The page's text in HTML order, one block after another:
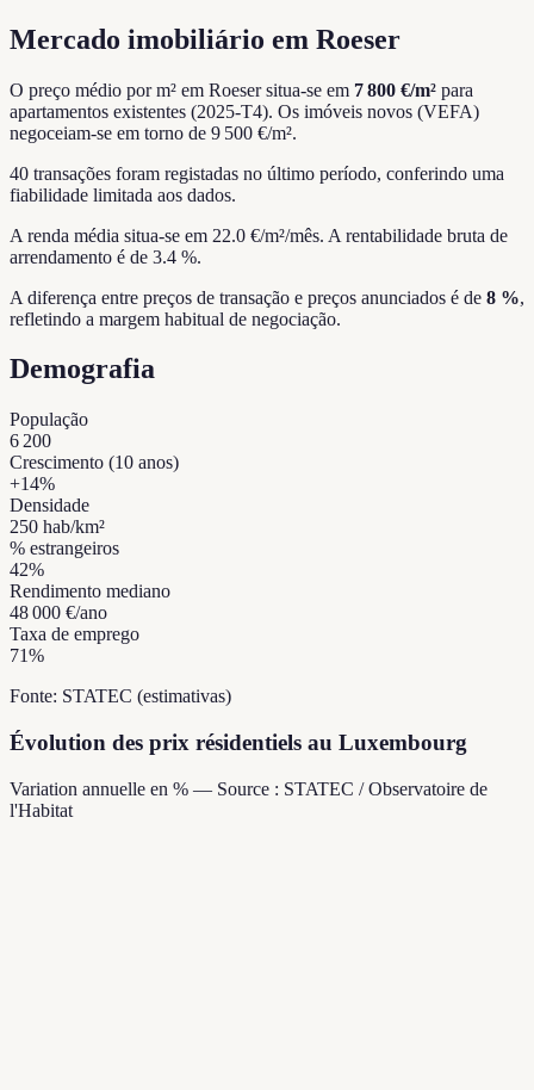
Mercado imobiliário em Roeser
O preço médio por m² em Roeser situa-se em 7 800 €/m² para
apartamentos existentes (2025-T4). Os imóveis novos (VEFA)
negoceiam-se em torno de 9 500 €/m².
40 transações foram registadas no último período, conferindo uma
fiabilidade limitada aos dados.
A renda média situa-se em 22.0 €/m²/mês. A rentabilidade bruta de
arrendamento é de 3.4 %.
A diferença entre preços de transação e preços anunciados é de 8 %,
refletindo a margem habitual de negociação.
Demografia
População
6 200
Crescimento (10 anos)
+14%
Densidade
250 hab/km²
% estrangeiros
42%
Rendimento mediano
48 000 €/ano
Taxa de emprego
71%
Fonte: STATEC (estimativas)
Évolution des prix résidentiels au Luxembourg
Variation annuelle en % — Source : STATEC / Observatoire de
l'Habitat